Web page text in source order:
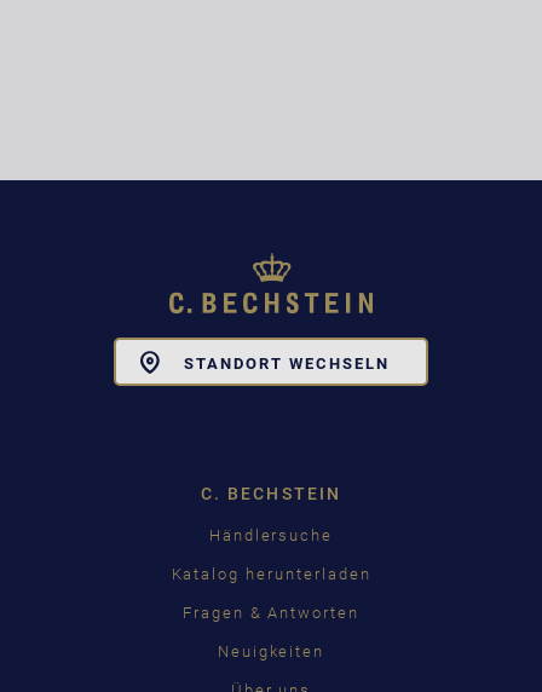
STANDORT WECHSELN
C. BECHSTEIN
Händlersuche
Katalog herunterladen
Fragen & Antworten
Neuigkeiten